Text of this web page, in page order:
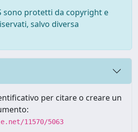
sono protetti da copyright e
salvo diversa
per citare o creare un
11570/5063